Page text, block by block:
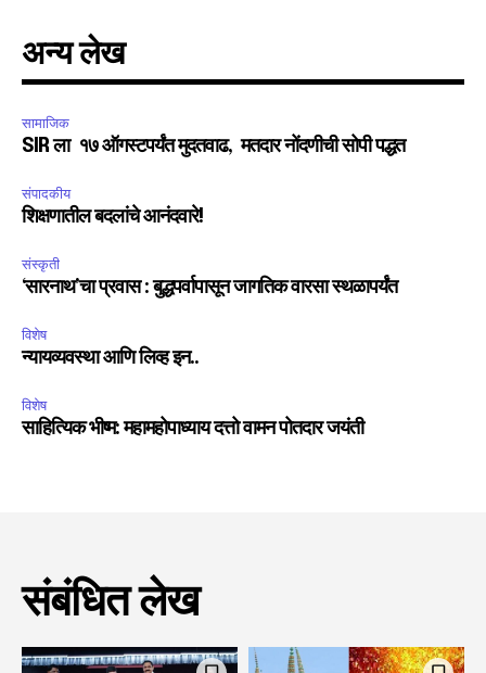
अन्य लेख
सामाजिक
SIR ला १७ ऑगस्टपर्यंत मुदतवाढ, मतदार नोंदणीची सोपी पद्धत
संपादकीय
शिक्षणातील बदलांचे आनंदवारे!
संस्कृती
‘सारनाथ’चा प्रवास : बुद्धपर्वापासून जागतिक वारसा स्थळापर्यंत
विशेष
न्यायव्यवस्था आणि लिव्ह इन..
विशेष
साहित्यिक भीष्म: महामहोपाध्याय दत्तो वामन पोतदार जयंती
संबंधित लेख